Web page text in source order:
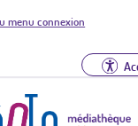
menu connexion